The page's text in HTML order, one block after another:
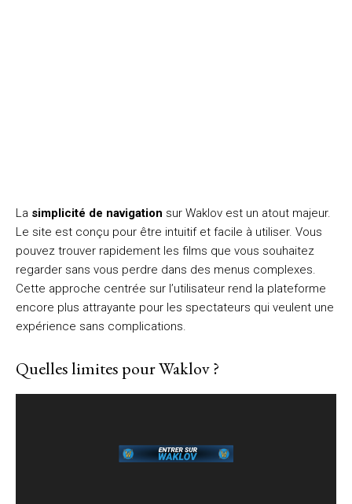
La simplicité de navigation sur Waklov est un atout majeur.
Le site est conçu pour être intuitif et facile à utiliser. Vous
pouvez trouver rapidement les films que vous souhaitez
regarder sans vous perdre dans des menus complexes.
Cette approche centrée sur l’utilisateur rend la plateforme
encore plus attrayante pour les spectateurs qui veulent une
expérience sans complications.
Quelles limites pour Waklov ?